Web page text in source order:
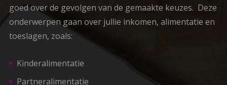
goed over de gevolgen van de gemaakte keuzes. Deze
onderwerpen gaan over jullie inkomen, alimentatie en
toeslagen, zoals:
Kinderalimentatie
Partneralimentatie